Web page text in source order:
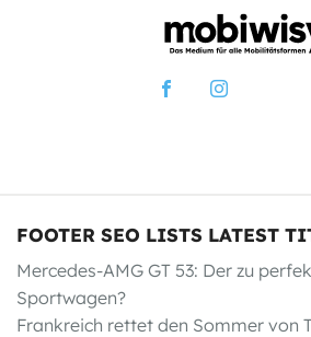
FOOTER SEO LISTS LATEST
Mercedes-AMG GT 53: Der zu
Sportwagen?
Frankreich rettet den Sommer von